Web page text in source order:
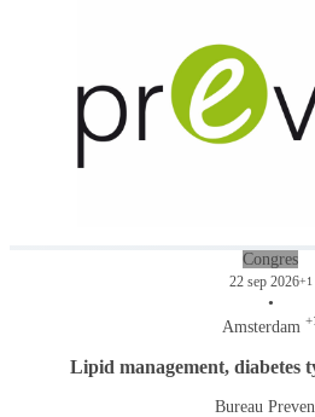
Congres
22 sep 2026+1
•
Amsterdam +1
Lipid management, diabetes
Bureau